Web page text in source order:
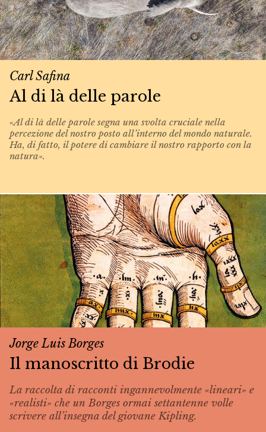
Carl Safina
Al di là delle parole
«Al di là delle parole segna una svolta cruciale nella
percezione del nostro posto all’interno del mondo naturale.
Ha, di fatto, il potere di cambiare il nostro rapporto con la
natura».
Jorge Luis Borges
Il manoscritto di Brodie
La raccolta di racconti ingannevolmente «lineari» e
«realisti» che un Borges ormai settantenne volle
scrivere all’insegna del giovane Kipling.